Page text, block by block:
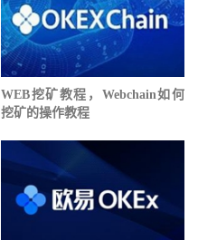
WEB挖矿教程，Webchain如何
挖矿的操作教程